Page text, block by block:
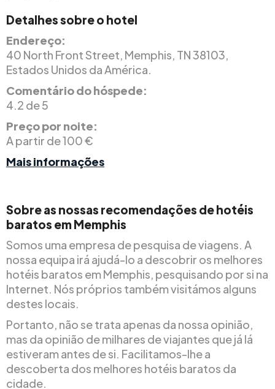
Detalhes sobre o hotel
Endereço:
40 North Front Street, Memphis, TN 38103,
Estados Unidos da América.
Comentário do hóspede:
4.2 de 5
Preço por noite:
A partir de 100 €
Mais informações
Sobre as nossas recomendações de hotéis
baratos em Memphis
Somos uma empresa de pesquisa de viagens. A
nossa equipa irá ajudá-lo a descobrir os melhores
hotéis baratos em Memphis, pesquisando por si na
Internet. Nós próprios também visitámos alguns
destes locais.
Portanto, não se trata apenas da nossa opinião,
mas da opinião de milhares de viajantes que já lá
estiveram antes de si. Facilitamos-lhe a
descoberta dos melhores hotéis baratos da
cidade.